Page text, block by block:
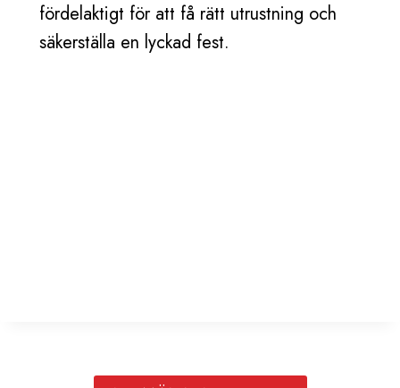
fördelaktigt för att få rätt utrustning och
säkerställa en lyckad fest.